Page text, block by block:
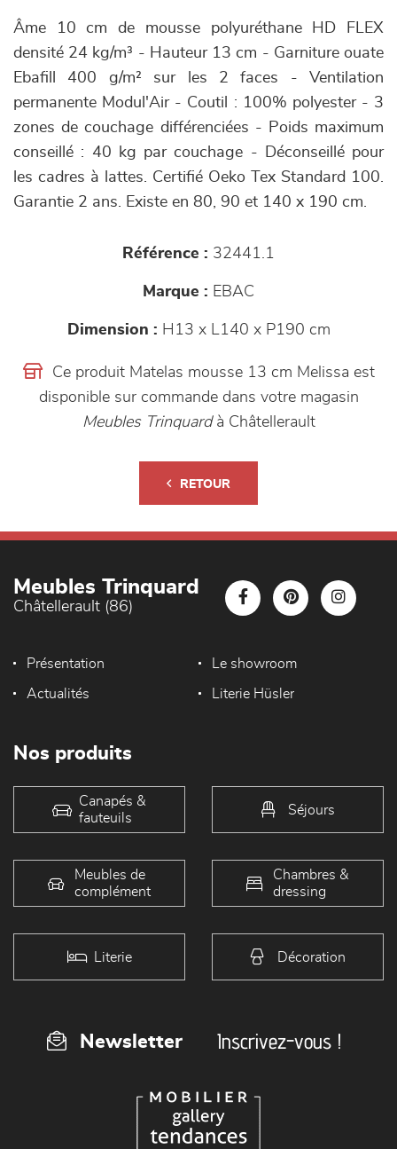
Âme 10 cm de mousse polyuréthane HD FLEX
densité 24 kg/m³ - Hauteur 13 cm - Garniture ouate
Ebafill 400 g/m² sur les 2 faces - Ventilation
permanente Modul'Air - Coutil : 100% polyester - 3
zones de couchage différenciées - Poids maximum
conseillé : 40 kg par couchage - Déconseillé pour
les cadres à lattes. Certifié Oeko Tex Standard 100.
Garantie 2 ans. Existe en 80, 90 et 140 x 190 cm.
Référence : 32441.1
Marque : EBAC
Dimension : H13 x L140 x P190 cm
Ce produit Matelas mousse 13 cm Melissa est
disponible sur commande dans votre magasin
Meubles Trinquard à Châtellerault
RETOUR
Meubles Trinquard
Châtellerault (86)
Présentation Le showroom
Actualités Literie Hüsler
Nos produits
Canapés &
fauteuils
Séjours
Meubles de
complément
Chambres &
dressing
Literie Décoration
Newsletter Inscrivez-vous !